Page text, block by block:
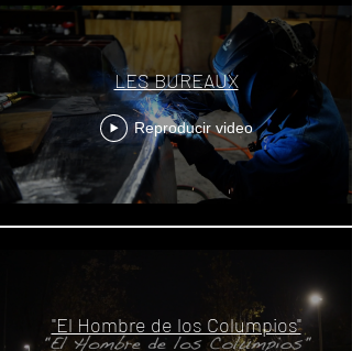
LES BUREAUX
Reproducir video
"El Hombre de los Columpios"